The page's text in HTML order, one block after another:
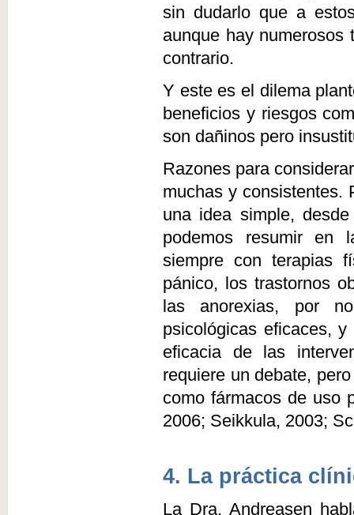
sin dudarlo que a
aunque hay numerosos
contrario.
Y este es el dilema
beneficios y riesgos
son dañinos pero
Razones para
muchas y consistentes.
una idea simple,
podemos resumir en
siempre con terapias
pánico, los trastornos
las anorexias, por
psicológicas eficaces,
eficacia de las
requiere un debate,
como fármacos de uso
2006; Seikkula, 2003;
4. La práctica
La Dra. Andreasen